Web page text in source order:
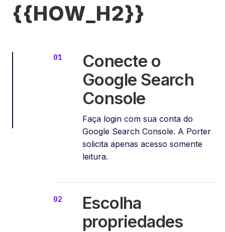
{{HOW_H2}}
Conecte o
Google Search
Console
Faça login com sua conta do
Google Search Console. A Porter
solicita apenas acesso somente
leitura.
Escolha
propriedades